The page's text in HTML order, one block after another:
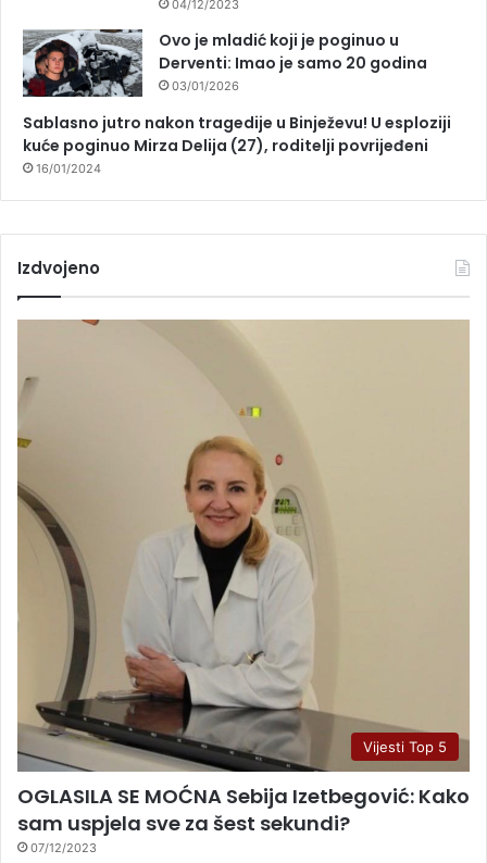
04/12/2023
Ovo je mladić koji je poginuo u
Derventi: Imao je samo 20 godina
03/01/2026
Sablasno jutro nakon tragedije u Binježevu! U esploziji
kuće poginuo Mirza Delija (27), roditelji povrijeđeni
16/01/2024
Izdvojeno
Vijesti Top 5
OGLASILA SE MOĆNA Sebija Izetbegović: Kako
sam uspjela sve za šest sekundi?
07/12/2023